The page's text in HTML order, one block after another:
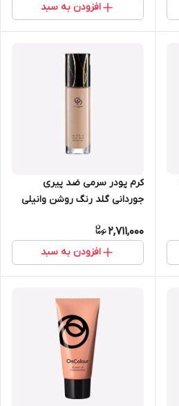
افزودن به سبد
کرم پودر سرمی ضد پیری
جوردانی گلد رنگ روشن وانیلی
2,711,000
افزودن به سبد